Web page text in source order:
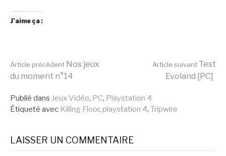
J’aime ça :
Lire
la
suite
Article précédent Nos jeux
du moment n°14
Article suivant Test
Evoland [PC]
Publié dans Jeux Vidéo, PC, Playstation 4
Étiqueté avec Killing Floor, playstation 4, Tripwire
LAISSER UN COMMENTAIRE